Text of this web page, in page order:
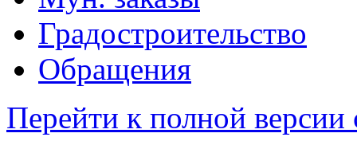
Градостроительство
Обращения
Перейти к полной версии